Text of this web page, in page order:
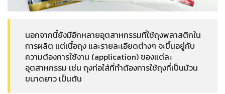
นอกจากนี้ยังมีอีกหลายอุตสาหกรรมที่ใช้ถุงพลาสติกใน
การผลิต แต่เนื้อถุง และรายละเอียดต่างๆ จะขึ้นอยู่กับ
ความต้องการใช้งาน (application) ของแต่ละ
อุตสาหกรรม เช่น ถุงท่อใส่ที่ทำต้องการใช้ถุงที่เป็นม้วน
ขนาดยาว เป็นต้น